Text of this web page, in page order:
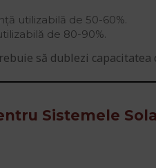
utilizabilă de 50-60%.
de 80-90%.
să dublezi
Sistemele